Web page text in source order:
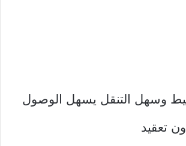
وسهل التنقل يسهل الوصول
تعقيد